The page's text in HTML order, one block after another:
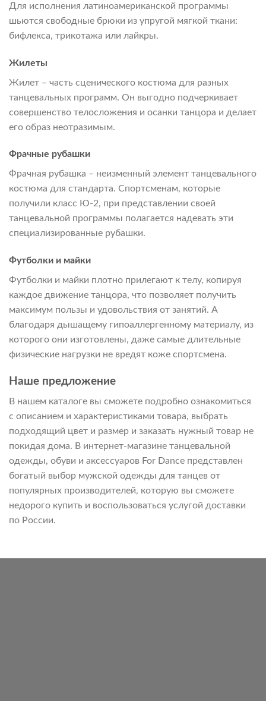
Для исполнения латиноамериканской программы
шьются свободные брюки из упругой мягкой ткани:
бифлекса, трикотажа или лайкры.
Жилеты
Жилет – часть сценического костюма для разных
танцевальных программ. Он выгодно подчеркивает
совершенство телосложения и осанки танцора и делает
его образ неотразимым.
Фрачные рубашки
Фрачная рубашка – неизменный элемент танцевального
костюма для стандарта. Спортсменам, которые
получили класс Ю-2, при представлении своей
танцевальной программы полагается надевать эти
специализированные рубашки.
Футболки и майки
Футболки и майки плотно прилегают к телу, копируя
каждое движение танцора, что позволяет получить
максимум пользы и удовольствия от занятий. А
благодаря дышащему гипоаллергенному материалу, из
которого они изготовлены, даже самые длительные
физические нагрузки не вредят коже спортсмена.
Наше предложение
В нашем каталоге вы сможете подробно ознакомиться
с описанием и характеристиками товара, выбрать
подходящий цвет и размер и заказать нужный товар не
покидая дома. В интернет-магазине танцевальной
одежды, обуви и аксессуаров For Dance представлен
богатый выбор мужской одежды для танцев от
популярных производителей, которую вы сможете
недорого купить и воспользоваться услугой доставки
по России.